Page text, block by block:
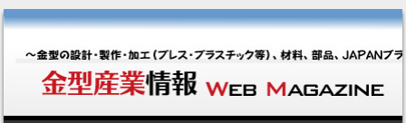
金型産業情報 [Web Magazine]
JAPANブランド“金型”のポータルサイト～